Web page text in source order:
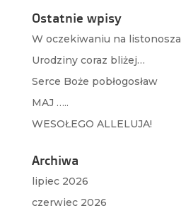
Ostatnie wpisy
W oczekiwaniu na listonosza
Urodziny coraz bliżej…
Serce Boże pobłogosław
MAJ …..
WESOŁEGO ALLELUJA!
Archiwa
lipiec 2026
czerwiec 2026